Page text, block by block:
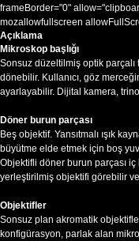
frameBorder="0"
mozallowfullscreen
Açıklama
Mikroskop başlığı
Sonsuz düzeltilmiş optik parçalı
dönebilir. Kullanıcı, göz
ayarlayabilir. Dijital kamera,
Döner burun parçası
Beş objektif. Yansıtmalı ışık
büyütme elde etmek için boş
Objektifli döner burun parçası
yerleştirilmiş objektifi görebilir
Objektifler
Sonsuz plan akromatik
konfigürasyon, parlak alan